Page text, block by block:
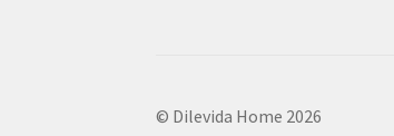
© Dilevida Home 2026